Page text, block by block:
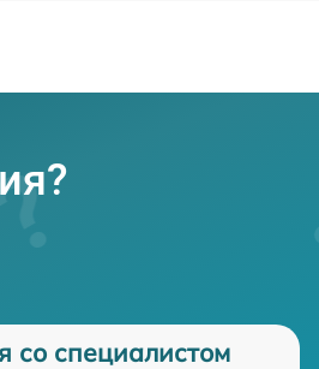
со специалистом